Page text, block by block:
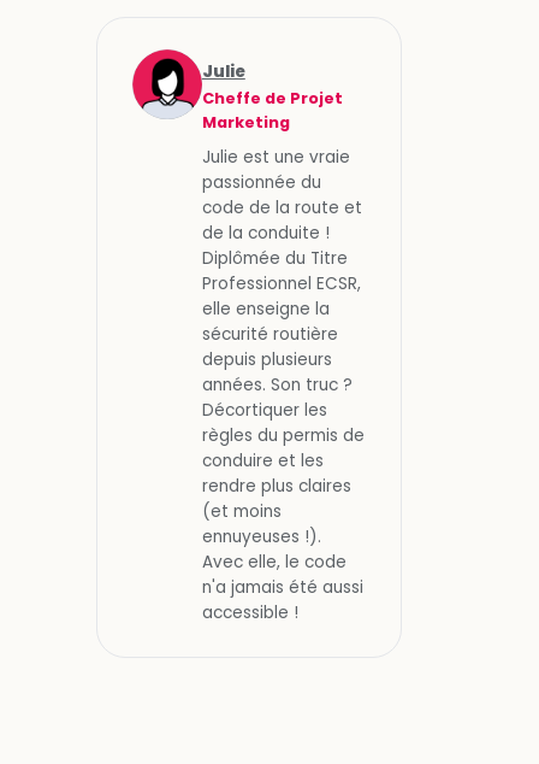
Julie
Cheffe de Projet
Marketing
Julie est une vraie
passionnée du
code de la route et
de la conduite !
Diplômée du Titre
Professionnel ECSR,
elle enseigne la
sécurité routière
depuis plusieurs
années. Son truc ?
Décortiquer les
règles du permis de
conduire et les
rendre plus claires
(et moins
ennuyeuses !).
Avec elle, le code
n'a jamais été aussi
accessible !